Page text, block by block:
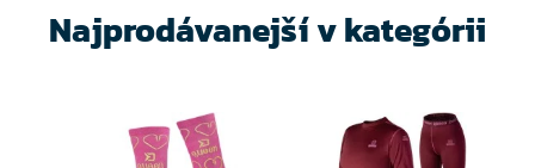
Najprodávanejší v kategórii